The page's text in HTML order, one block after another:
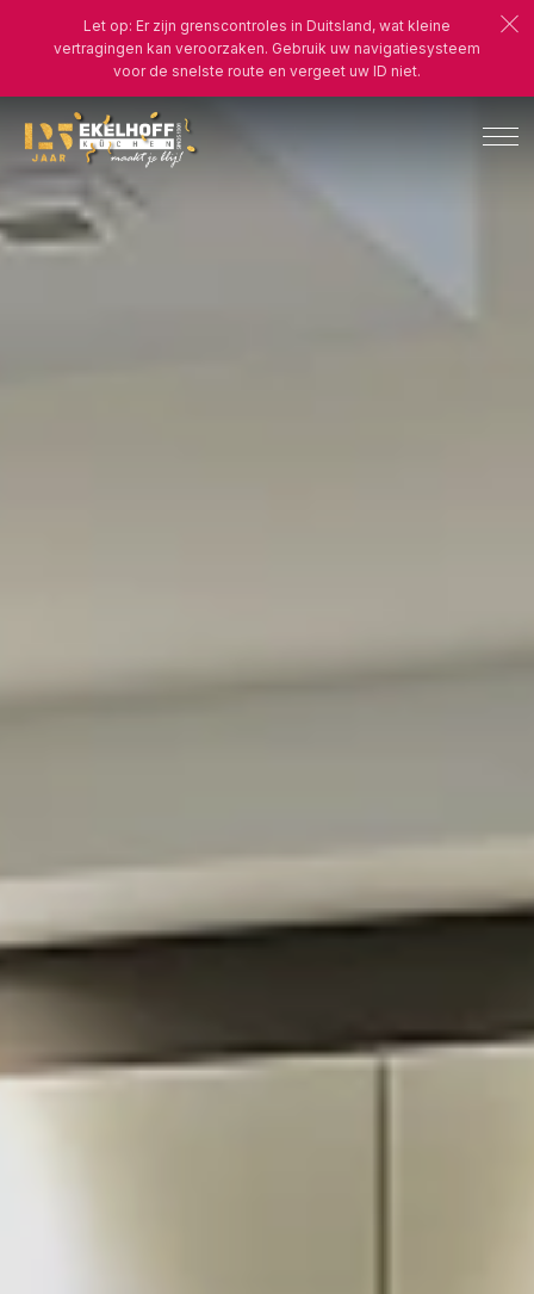
Let op: Er zijn grenscontroles in Duitsland, wat kleine
vertragingen kan veroorzaken. Gebruik uw navigatiesysteem
voor de snelste route en vergeet uw ID niet.